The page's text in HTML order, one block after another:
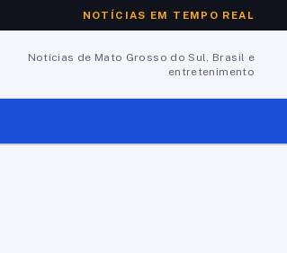
NOTÍCIAS EM TEMPO REAL
Notícias de Mato Grosso do Sul, Brasil e
entretenimento